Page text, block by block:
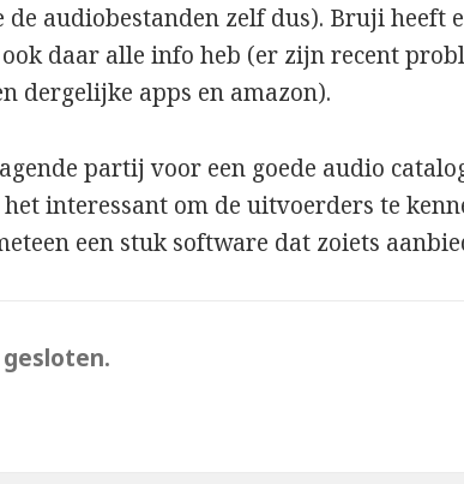
de audiobestanden zelf dus). Bruji heeft
daar alle info heb (er zijn recent
dergelijke apps en amazon).
partij voor een goede audio
het interessant om de uitvoerders te
een stuk software dat zoiets